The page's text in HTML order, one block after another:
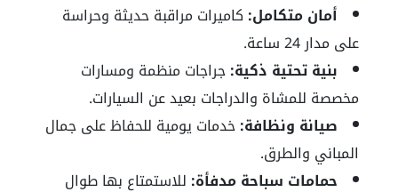
أمان متكامل: كاميرات مراقبة حديثة وحراسة
على مدار 24 ساعة.
بنية تحتية ذكية:جراجات منظمة ومسارات
مخصصة للمشاة والدراجات بعيد عن السيارات.
صيانة ونظافة:خدمات يومية للحفاظ على جمال
المباني والطرق.
حمامات سباحة مدفأة: للاستمتاع بها طوال